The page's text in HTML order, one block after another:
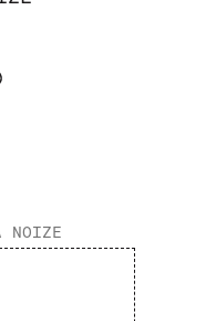
NOIZE